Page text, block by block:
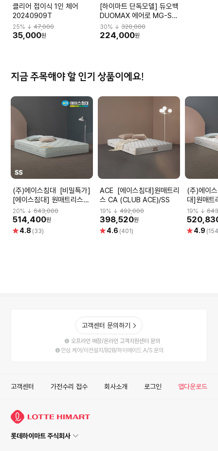
클리어 접이식 1인 체어
20240909T
25% ↓ 47,000
35,000원
[하이마트 단독모델] 듀오백
DUOMAX 에어로 MG-S-
L2 DBBMGHL3NMBN-
M59BK
30% ↓320,000
224,000원
지금 주목해야 할 인기 상품이에요!
(주)에이스침대 [비밀특가]
[에이스침대] 원매트리스
CA2(CLUB ACE2)/SS(슈
퍼싱글사이즈)
20% ↓ 643,000
514,400원
별 4.8 (33)
ACE [에이스침대]원매트리
스 CA (CLUB ACE)/SS
19% ↓492,000
398,520원
별 4.6 (401)
(주)에이스침대
대]원매
ACE2)/SS
19% ↓
별 4.9
고객센터 문의하기
오프라인 매장/온라인 고객지원센터 문의
안심 케어/이전설치/B2B/하이메이드 A/S 문의
고객센터 가전수리 접수 회사소개 로그인 앱다운로드
롯데하이마트 주식회사